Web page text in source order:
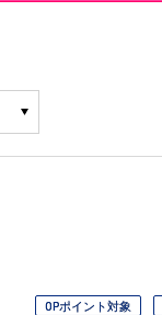
OPポイント対象